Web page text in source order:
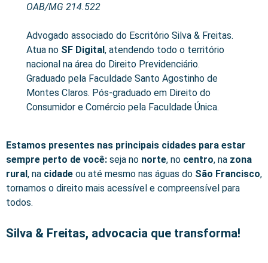
OAB/MG 214.522
Advogado associado do Escritório Silva & Freitas.
Atua no SF Digital, atendendo todo o território
nacional na área do Direito Previdenciário.
Graduado pela Faculdade Santo Agostinho de
Montes Claros. Pós-graduado em Direito do
Consumidor e Comércio pela Faculdade Única.
Estamos presentes nas principais cidades para estar
sempre perto de você: seja no norte, no centro, na zona
rural, na cidade ou até mesmo nas águas do São Francisco,
tornamos o direito mais acessível e compreensível para
todos.
Silva & Freitas, advocacia que transforma!